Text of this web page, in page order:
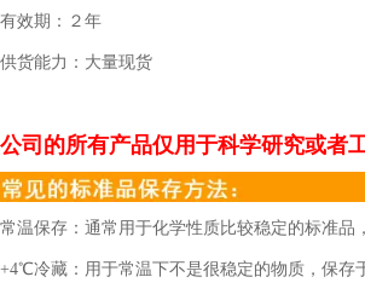
有效期：２年
供货能力：大量现货
公司的所有产品仅用于科学研究或者
常温保存：通常用于化学性质比较稳定的标准品
+4℃冷藏：用于常温下不是很稳定的物质，保存